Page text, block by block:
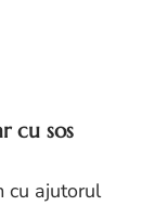
cu sos
cu ajutorul